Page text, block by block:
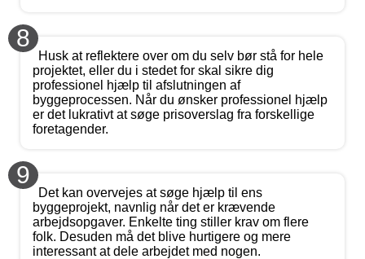
8
Husk at reflektere over om du selv bør stå for hele
projektet, eller du i stedet for skal sikre dig
professionel hjælp til afslutningen af
byggeprocessen. Når du ønsker professionel hjælp
er det lukrativt at søge prisoverslag fra forskellige
foretagender.
9
Det kan overvejes at søge hjælp til ens
byggeprojekt, navnlig når det er krævende
arbejdsopgaver. Enkelte ting stiller krav om flere
folk. Desuden må det blive hurtigere og mere
interessant at dele arbejdet med nogen.